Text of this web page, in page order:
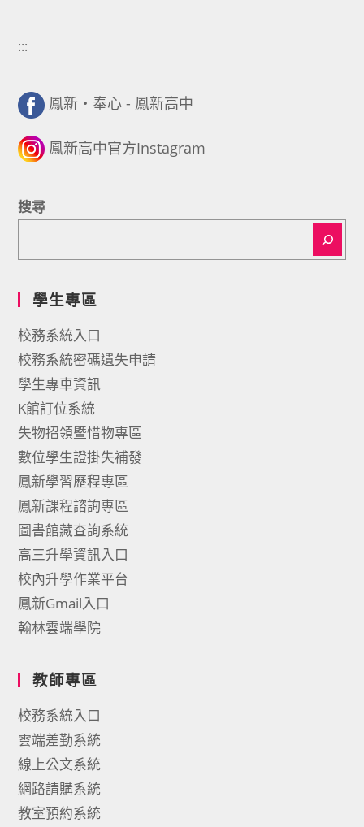
:::
鳳新・奉心 - 鳳新高中
鳳新高中官方Instagram
搜尋
學生專區
校務系統入口
校務系統密碼遺失申請
學生專車資訊
K館訂位系統
失物招領暨惜物專區
數位學生證掛失補發
鳳新學習歷程專區
鳳新課程諮詢專區
圖書館藏查詢系統
高三升學資訊入口
校內升學作業平台
鳳新Gmail入口
翰林雲端學院
教師專區
校務系統入口
雲端差勤系統
線上公文系統
網路請購系統
教室預約系統